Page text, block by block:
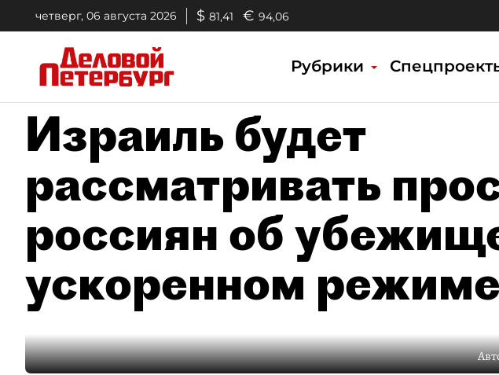
четверг, 06 августа 2026 $ 81,41 € 94,06
Рубрики
Израиль будет
рассматривать
россиян об
ускоренном режиме